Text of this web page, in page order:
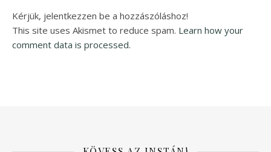
Kérjük, jelentkezzen be a hozzászóláshoz!
This site uses Akismet to reduce spam. Learn how your
comment data is processed.